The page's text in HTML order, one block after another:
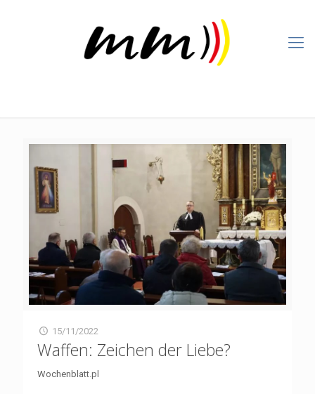
15/11/2022
Waffen: Zeichen der Liebe?
Wochenblatt.pl